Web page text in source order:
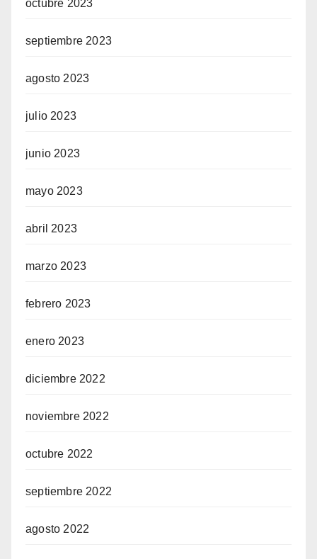
octubre 2023
septiembre 2023
agosto 2023
julio 2023
junio 2023
mayo 2023
abril 2023
marzo 2023
febrero 2023
enero 2023
diciembre 2022
noviembre 2022
octubre 2022
septiembre 2022
agosto 2022